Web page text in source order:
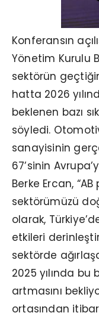
Konferansın
Yönetim Kurulu
sektörün
hatta 2026
beklenen bazı
söyledi.
sanayisinin
67’sinin
Berke Ercan,
sektörümüzü
olarak,
etkileri
sektörde
2025 yılında bu
artmasını
ortasından